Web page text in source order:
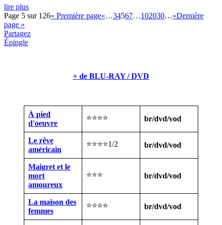
lire plus
Page 5 sur 126« Première page«…34567…102030…»Dernière
page »
Partagez
Épingle
+ de BLU-RAY / DVD
À pied
d'oeuvre
⭐⭐⭐⭐ br/dvd/vod
Le rêve
américain
⭐⭐⭐⭐1/2 br/dvd/vod
Maigret et le
mort
amoureux
⭐⭐⭐ br/dvd/vod
La maison des
femmes
⭐⭐⭐⭐ br/dvd/vod